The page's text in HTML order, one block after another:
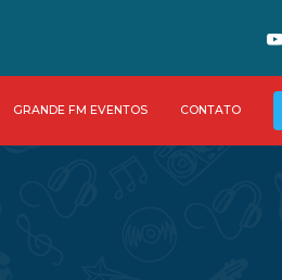
GRANDE FM EVENTOS CONTATO